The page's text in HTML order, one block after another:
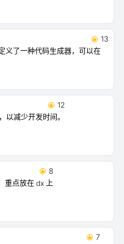
13
义了一种代码生成器，可以在
12
以减少开发时间。
8
重点放在 dx 上
7